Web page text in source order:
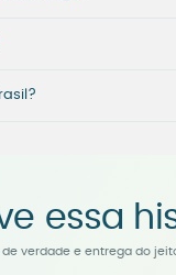
essa
verdade e entrega do